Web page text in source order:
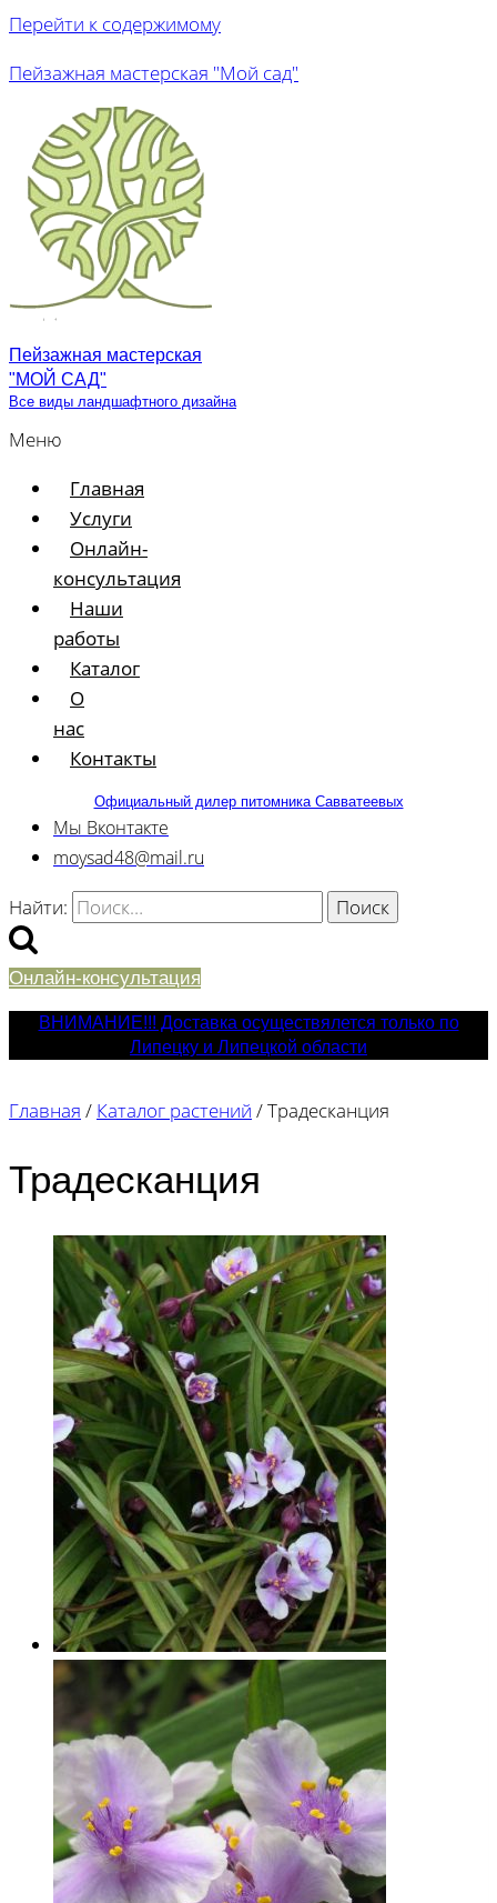
Перейти к содержимому
Пейзажная мастерская "Мой сад"
Пейзажная мастерская
"МОЙ САД"
Все виды ландшафтного дизайна
Меню
Главная
Услуги
Онлайн-
консультация
Наши
работы
Каталог
О
нас
Контакты
Официальный дилер питомника Савватеевых
Мы Вконтакте
moysad48@mail.ru
Найти:
Онлайн-консультация
ВНИМАНИЕ!!! Доставка осуществялется только по
Липецку и Липецкой области
Главная / Каталог растений /Традесканция
Традесканция